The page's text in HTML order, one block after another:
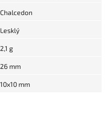
Chalcedon
Lesklý
2,1 g
26 mm
10x10 mm